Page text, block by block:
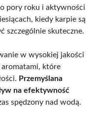
pory roku i aktywności
kiedy karpie są
szczególnie skuteczne.
w wysokiej jakości
które
Przemyślana
na efektywność
spędzony nad wodą.